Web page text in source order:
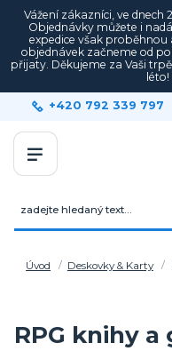
Vážení zákazníci, ve dnech
Objednávky můžete i
expedice však
objednávek začneme od
přijaty. Děkujeme za Vaši
+420 792 339 797
Úvod Deskovky & Karty
RPG knihy